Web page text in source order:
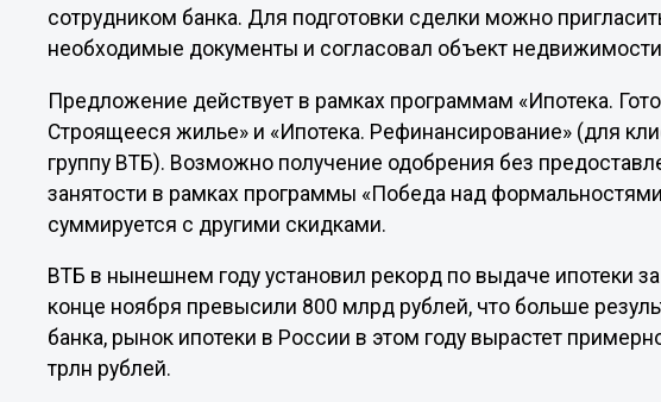
сотрудником банка. Для подготовки сделки можно
необходимые документы и согласовал объект недвижимости
Предложение действует в рамках программам «Ипотека.
Строящееся жилье» и «Ипотека. Рефинансирование» (для
группу ВТБ). Возможно получение одобрения без
занятости в рамках программы «Победа над
суммируется с другими скидками.
ВТБ в нынешнем году установил рекорд по выдаче ипотеки
конце ноября превысили 800 млрд рублей, что больше
банка, рынок ипотеки в России в этом году вырастет
трлн рублей.